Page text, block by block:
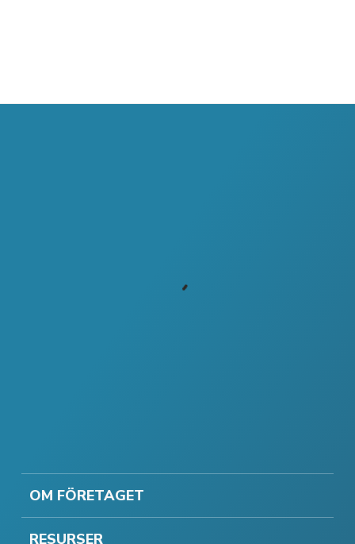
OM FÖRETAGET
RESURSER